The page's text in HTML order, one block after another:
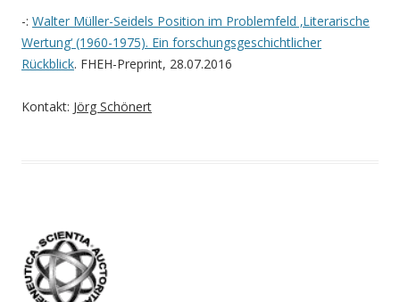
-: Walter Müller-Seidels Position im Problemfeld ‚Literarische
Wertung‘ (1960-1975). Ein forschungsgeschichtlicher
Rückblick. FHEH-Preprint, 28.07.2016
Kontakt: Jörg Schönert